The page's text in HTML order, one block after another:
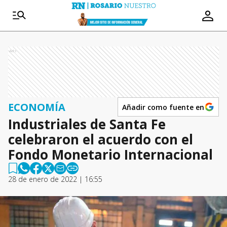
Ads
ECONOMÍA Añadir como fuente en
Industriales de Santa Fe
celebraron el acuerdo con el
Fondo Monetario Internacional
28 de enero de 2022 | 16:55